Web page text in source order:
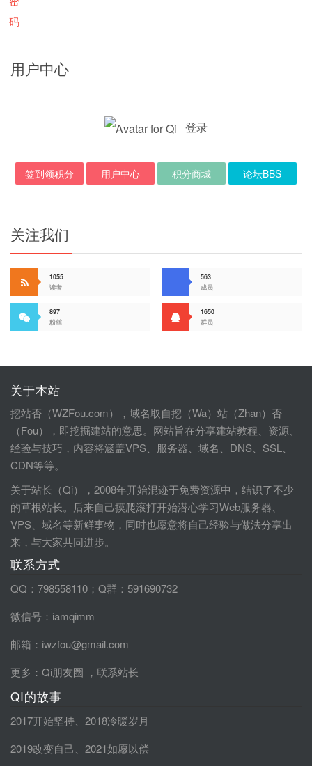
码
用户中心
登录
签到领积分 用户中心 积分商城 论坛BBS
关注我们
1055
读者
563
成员
897
粉丝
1650
群员
关于本站
挖站否（WZFou.com），域名取自挖（Wa）站（Zhan）否
（Fou），即挖掘建站的意思。网站旨在分享建站教程、资源、
经验与技巧，内容将涵盖VPS、服务器、域名、DNS、SSL、
CDN等等。
关于站长（Qi），2008年开始混迹于免费资源中，结识了不少
的草根站长。后来自己摸爬滚打开始潜心学习Web服务器、
VPS、域名等新鲜事物，同时也愿意将自己经验与做法分享出
来，与大家共同进步。
联系方式
QQ：798558110；Q群：591690732
微信号：iamqimm
邮箱：iwzfou@gmail.com
更多： Qi朋友圈 ， 联系站长
QI的故事
2017开始坚持
2018冷暖岁月
2019改变自己
2021如愿以偿